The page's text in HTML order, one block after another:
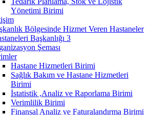
Yönetimi Birimi
Bölgesinde Hizmet Veren Hastaneler
Başkanlığı 3
Şeması
Hastane Hizmetleri Birimi
Sağlık Bakım ve Hastane Hizmetleri
Birimi
İstatistik ,Analiz ve Raporlama Birimi
Verimlilik Birimi
Finansal Analiz ve Faturalandırma Birimi